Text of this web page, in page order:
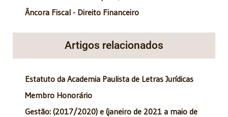
Âncora Fiscal - Direito Financeiro
Artigos relacionados
Estatuto da Academia Paulista de Letras Jurídicas
Membro Honorário
Gestão: (2017/2020) e (janeiro de 2021 a maio de